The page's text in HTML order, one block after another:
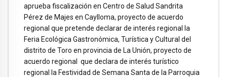
aprueba fiscalización en Centro de Salud Sandrita
Pérez de Majes en Caylloma, proyecto de acuerdo
regional que pretende declarar de interés regional la
Feria Ecológica Gastronómica, Turística y Cultural del
distrito de Toro en provincia de La Unión, proyecto de
acuerdo regional que declara de interés turístico
regional la Festividad de Semana Santa de la Parroquia